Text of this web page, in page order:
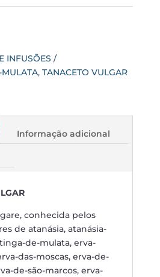
INFUSÕES
, TANACETO VULGAR
Informação adicional
conhecida pelos
de atanásia, atanásia-
de-mulata, erva-
das-moscas, erva-de-
de-são-marcos, erva-